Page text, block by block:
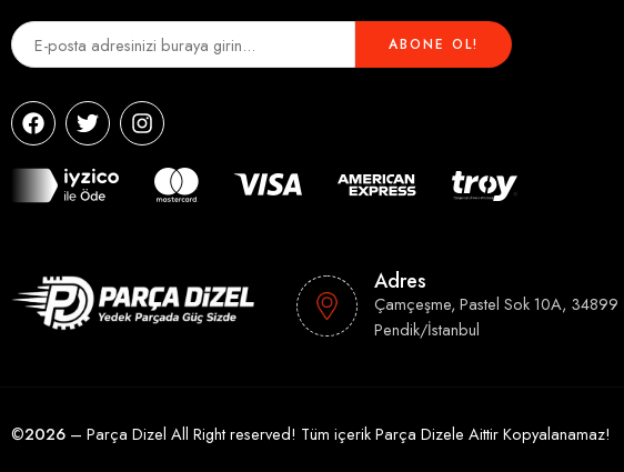
Adres
Çamçeşme, Pastel Sok 10A, 34899
Pendik/İstanbul
©2026 – Parça Dizel All Right reserved! Tüm içerik Parça Dizele Aittir Kopyalanamaz!